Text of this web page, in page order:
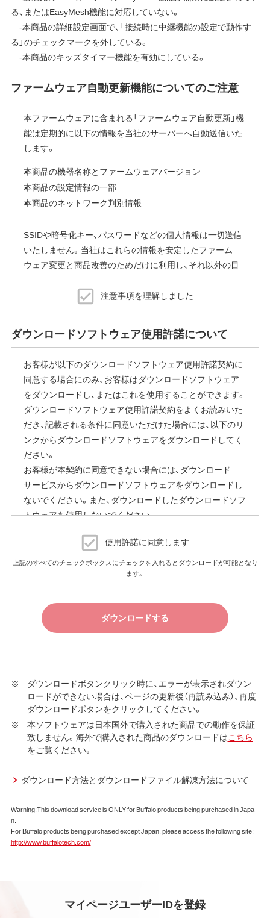
る、またはEasyMesh機能に対応していない。
-本商品の詳細設定画面で、「接続時に中継機能の設定で動作す
る」のチェックマークを外している。
-本商品のキッズタイマー機能を有効にしている。
ファームウェア自動更新機能についてのご注意
本ファームウェアに含まれる「ファームウェア自動更新」機
能は定期的に以下の情報を当社のサーバーへ自動送信いた
します。
本商品の機器名称とファームウェアバージョン
本商品の設定情報の一部
本商品のネットワーク判別情報
SSIDや暗号化キー、パスワードなどの個人情報は一切送信
いたしません。当社はこれらの情報を安定したファーム
ウェア変更と商品改善のためだけに利用し、それ以外の目
※本機能を停止する方法
完了後すぐにエアステーション設定ツールから商品本体の
設定画面を表示していただき、[管理]-[ファームウェア更新]
内の「ファームウェア自動更新機能」で"自動更新をしな
い"に変更することで停止いただけます。
設定画面の表示方法の詳細は、本商品に同梱の取扱説明書
または、当社ホームページに掲載の「エアステーション設定
ガイド」をご覧ください。
本機能にはその他に下記の注意事項がございます。
ファームウェア自動更新中はインターネットに接続できな
くなります。
従量制課金契約の場合は、ファームウェアダウンロードに
よる通信費用や、パケット通信量の超過による速度制限が
注意事項を理解しました
ダウンロードソフトウェア使用許諾について
お客様が以下のダウンロードソフトウェア使用許諾契約に
同意する場合にのみ、お客様はダウンロードソフトウェア
をダウンロードし、またはこれを使用することができます。
ダウンロードソフトウェア使用許諾契約をよくお読みいた
だき、記載される条件に同意いただけた場合には、以下のリ
ンクからダウンロードソフトウェアをダウンロードしてく
ださい。
お客様が本契約に同意できない場合には、ダウンロード
サービスからダウンロードソフトウェアをダウンロードし
ないでください。また、ダウンロードしたダウンロードソフ
トウェアを使用しないでください。
ダウンロードソフトウェア使用許諾契約
（株）バッファロー（以下、弊社といいます）は、お客様がダウ
ンロードソフトウェア使用許諾契約（以下、本契約といいま
ます）について弊社が保証契約に基づく修理を実施する際
の条件である保証契約約款、およびそれに含まれるソフト
ウェア（以下、添付ソフトウェアといいます）の使用許諾契
ア（ユーティリティ・ファームウェア・ドライバなど）を含み
以下、本ソフトウェアといいます）の使用を許諾いたしま
す。
第1条 使用許諾
弊社は、本契約に規定する条件で、本ソフトウェアの
本ソフトウェアは、著作権法その他の無体財産権に関
本ソフトウェアは、本契約に規定される条件のもとで
使用許諾するものであり、販売されるものではなく、
削除してはならないものとします。
使用許諾に同意します
上記のすべてのチェックボックスにチェックを入れるとダウンロードが可能となり
ます。
ダウンロードする
ダウンロードボタンクリック時に、エラーが表示されダウン
ロードができない場合は、ページの更新後（再読み込み）、再度
ダウンロードボタンをクリックしてください。
本ソフトウェアは日本国外で購入された商品での動作を保証
致しません。海外で購入された商品のダウンロードはこちら
をご覧ください。
ダウンロード方法とダウンロードファイル解凍方法について
Warning:This download service is ONLY for Buffalo products being purchased in Japa
n.
For Buffalo products being purchased except Japan, please access the following site:
http://www.buffalotech.com/
マイページユーザーIDを登録